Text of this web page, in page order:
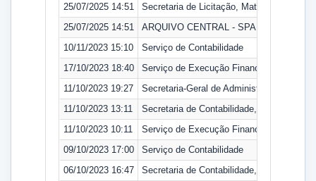
25/07/2025 14:51
Secretaria de Licitação, Material e
25/07/2025 14:51
ARQUIVO CENTRAL - SPA
10/11/2023 15:10
Serviço de Contabilidade
17/10/2023 18:40
Serviço de Execução Financeira
11/10/2023 19:27
Secretaria-Geral de Administração
11/10/2023 13:11
Secretaria de Contabilidade, Orçamento e
11/10/2023 10:11
Serviço de Execução Financeira
09/10/2023 17:00
Serviço de Contabilidade
06/10/2023 16:47
Secretaria de Contabilidade, Orçamento e